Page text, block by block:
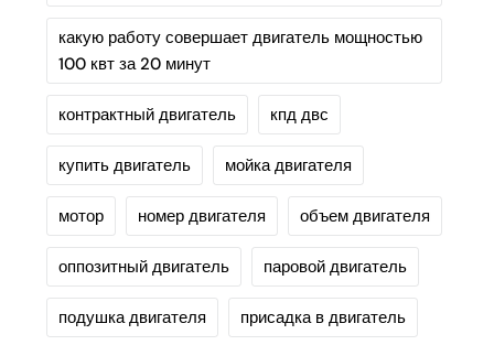
какую работу совершает двигатель мощностью
100 квт за 20 минут
контрактный двигатель кпд двс
купить двигатель мойка двигателя
мотор номер двигателя объем двигателя
оппозитный двигатель паровой двигатель
подушка двигателя присадка в двигатель